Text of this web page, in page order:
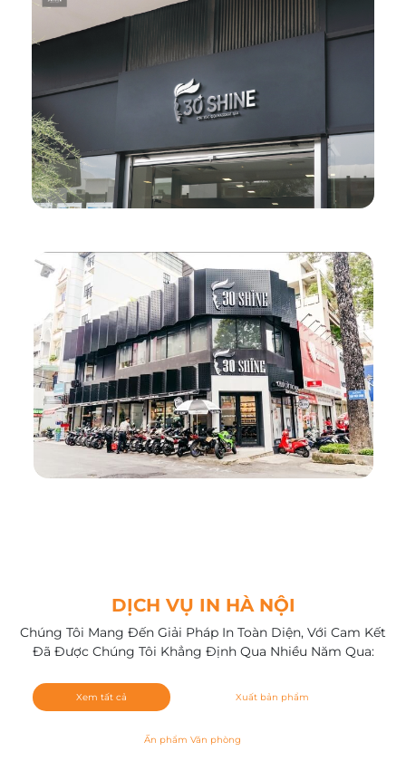
DỊCH VỤ IN HÀ NỘI
Chúng Tôi Mang Đến Giải Pháp In Toàn Diện, Với Cam Kết
Đã Được Chúng Tôi Khẳng Định Qua Nhiều Năm Qua:
Xem tất cả Xuất bản phẩm
Ấn phẩm Văn phòng